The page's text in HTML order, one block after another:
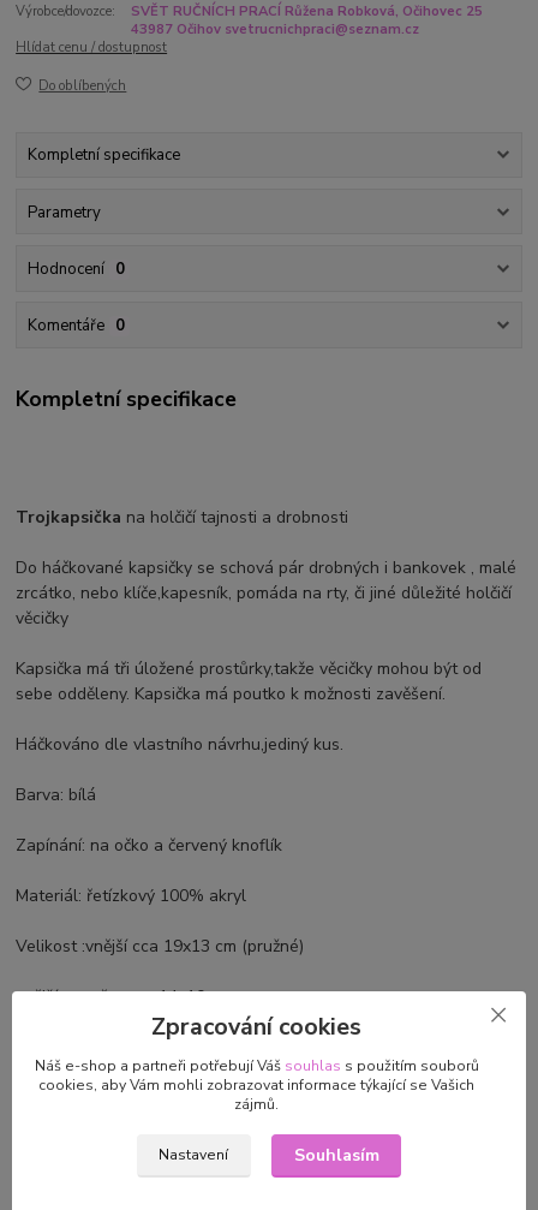
Výrobce/dovozce:
SVĚT RUČNÍCH PRACÍ Růžena Robková, Očihovec 25
43987 Očihov svetrucnichpraci@seznam.cz
Hlídat cenu / dostupnost
Do oblíbených
Kompletní specifikace
Parametry
Hodnocení 0
Komentáře 0
Kompletní specifikace
Trojkapsička na holčičí tajnosti a drobnosti
Do háčkované kapsičky se schová pár drobných i bankovek , malé
zrcátko, nebo klíče,kapesník, pomáda na rty, či jiné důležité holčičí
věcičky
Kapsička má tři úložené prostůrky,takže věcičky mohou být od
sebe odděleny. Kapsička má poutko k možnosti zavěšení.
Háčkováno dle vlastního návrhu,jediný kus.
Barva: bílá
Zapínání: na očko a červený knoflík
Materiál: řetízkový 100% akryl
Velikost :vnější cca 19x13 cm (pružné)
vnější rozměry cca 14x10 cm
©Svět ručních prací
Údržba výrobků z vlny,akrylu,mohéru,směsových a dalších přízí --
Zpracování cookies
Náš e-shop a partneři potřebují Váš souhlas s použitím souborů
cookies, aby Vám mohli zobrazovat informace týkající se Vašich
zájmů.
Nastavení Souhlasím